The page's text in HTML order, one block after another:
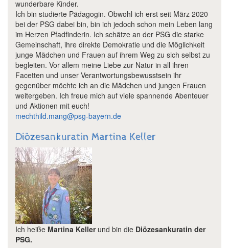
wunderbare Kinder.
Ich bin studierte Pädagogin. Obwohl ich erst seit März 2020
bei der PSG dabei bin, bin ich jedoch schon mein Leben lang
im Herzen Pfadfinderin. Ich schätze an der PSG die starke
Gemeinschaft, ihre direkte Demokratie und die Möglichkeit
junge Mädchen und Frauen auf ihrem Weg zu sich selbst zu
begleiten. Vor allem meine Liebe zur Natur in all ihren
Facetten und unser Verantwortungsbewusstsein ihr
gegenüber möchte ich an die Mädchen und jungen Frauen
weitergeben. Ich freue mich auf viele spannende Abenteuer
und Aktionen mit euch!
mechthild.mang@psg-bayern.de
Diözesankuratin Martina Keller
Ich heiße Martina Keller und bin die Diözesankuratin der
PSG.